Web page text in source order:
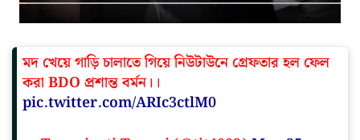
মদ খেয়ে গাড়ি চালাতে গিয়ে নিউটাউনে গ্রেফতার হল ফেল
করা BDO প্রশান্ত বর্মন।।
pic.twitter.com/ARIc3ctlM0